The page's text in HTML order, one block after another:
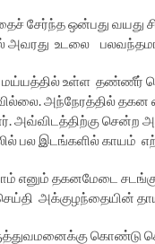
சேர்ந்த ஒன்பது
அவரது உடலை
மய்யத்தில் உள்ள தண்ணீர்
அந்நேரத்தில்
அவ்விடத்திற்கு
பல இடங்களில் காயம்
எனும் தகனமேடை சடங்கு
அக்குழந்தையின்
கொண்டு